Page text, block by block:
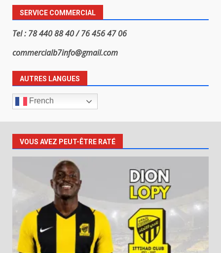
SERVICE COMMERCIAL
Tel : 78 440 88 40 / 76 456 47 06
commercialb7info@gmail.com
AUTRES LANGUES
French
VOUS AVEZ PEUT-ÊTRE RATÉ